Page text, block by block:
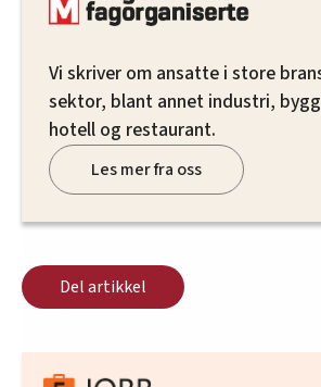
Vi skriver om ansatte i store
sektor, blant annet industri,
hotell og restaurant.
Les mer fra oss
Del artikkel